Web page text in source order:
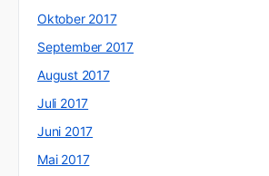
Oktober 2017
September 2017
August 2017
Juli 2017
Juni 2017
Mai 2017